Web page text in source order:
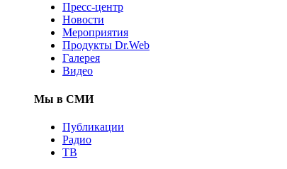
Пресс-центр
Новости
Мероприятия
Продукты Dr.Web
Галерея
Видео
Мы в СМИ
Публикации
Радио
ТВ